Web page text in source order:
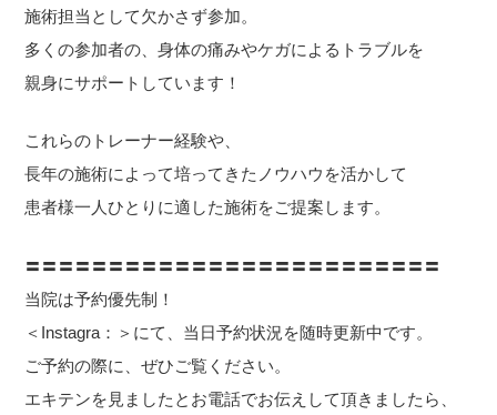
施術担当として欠かさず参加。
多くの参加者の、身体の痛みやケガによるトラブルを
親身にサポートしています！
これらのトレーナー経験や、
長年の施術によって培ってきたノウハウを活かして
患者様一人ひとりに適した施術をご提案します。
〓〓〓〓〓〓〓〓〓〓〓〓〓〓〓〓〓〓〓〓〓〓〓〓〓
当院は予約優先制！
＜Instagra：＞にて、当日予約状況を随時更新中です。
ご予約の際に、ぜひご覧ください。
エキテンを見ましたとお電話でお伝えして頂きましたら、